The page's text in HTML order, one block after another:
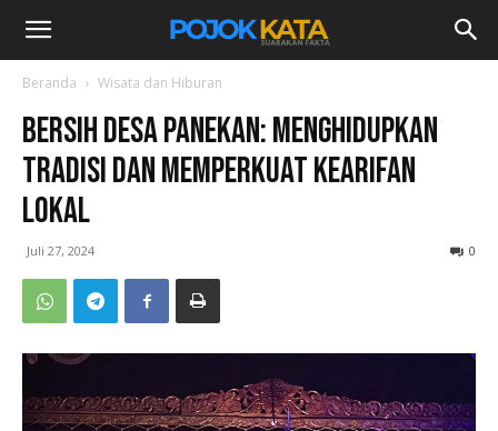
Beranda Wisata dan Hiburan
Bersih Desa Panekan: Menghidupkan
Tradisi dan Memperkuat Kearifan
Lokal
Juli 27, 2024 0